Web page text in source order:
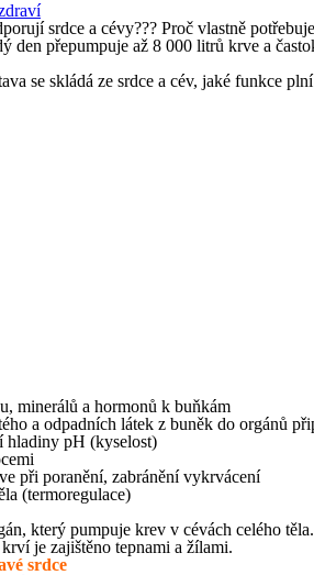
srdce a cévy??? Proč vlastně
den přepumpuje až 8 000 litrů krve a
se skládá ze srdce a cév, jaké funkce
minerálů a hormonů k buňkám
a odpadních látek z buněk do orgánů
hladiny pH (kyselost)
při poranění, zabránění vykrvácení
(termoregulace)
který pumpuje krev v cévách celého
je zajištěno tepnami a žílami.
srdce